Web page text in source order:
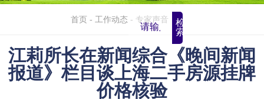
检
索
首页 - 工作动态 - 专家声音
江莉所长在新闻综合《晚间新闻
报道》栏目谈上海二手房源挂牌
价格核验